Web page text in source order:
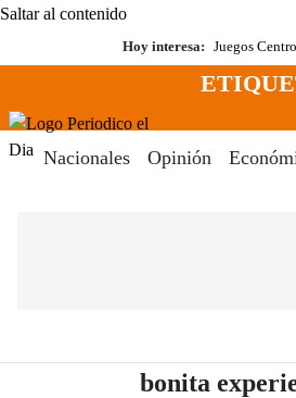
Saltar al contenido
Hoy interesa: Juegos
Menú
Nacionales Opinión
bonita